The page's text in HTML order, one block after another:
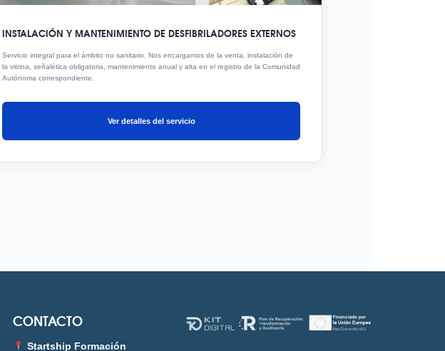
INSTALACIÓN Y MANTENIMIENTO DE DESFIBRILADORES EXTERNOS
Servicio integral para el ámbito no sanitario. Nos encargamos de la venta, instalación de
la vitrina, señalética obligatoria, mantenimiento anual y alta en el registro de la Comunidad
Autónoma correspondiente.
Ver detalles del servicio
CONTACTO
Startship Formación